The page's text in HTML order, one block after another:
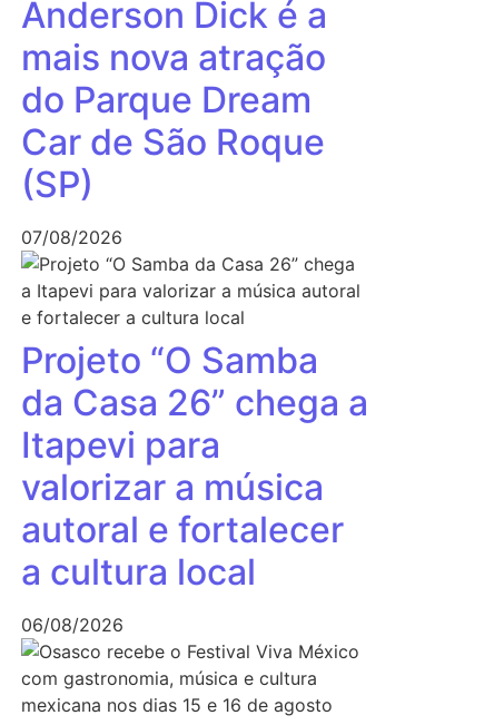
Anderson Dick é a
mais nova atração
do Parque Dream
Car de São Roque
(SP)
07/08/2026
Projeto “O Samba
da Casa 26” chega a
Itapevi para
valorizar a música
autoral e fortalecer
a cultura local
06/08/2026